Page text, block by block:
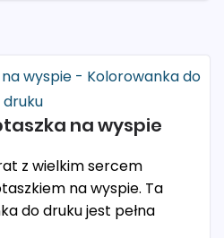
na wyspie
z wielkim sercem
na wyspie. Ta
do druku jest pełna